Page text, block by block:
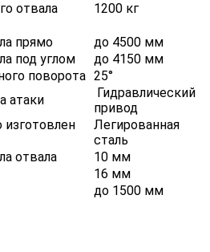
отвала
1200 кг
прямо
до 4500 мм
под углом
до 4150 мм
поворота 25°
атаки
Гидравлический
привод
изготовлен
Легированная
сталь
отвала
10 мм
16 мм
до 1500 мм